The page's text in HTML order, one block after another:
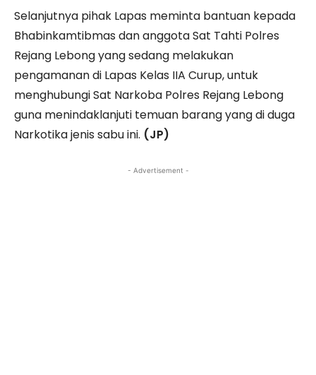
Selanjutnya pihak Lapas meminta bantuan kepada
Bhabinkamtibmas dan anggota Sat Tahti Polres
Rejang Lebong yang sedang melakukan
pengamanan di Lapas Kelas IIA Curup, untuk
menghubungi Sat Narkoba Polres Rejang Lebong
guna menindaklanjuti temuan barang yang di duga
Narkotika jenis sabu ini. (JP)
- Advertisement -